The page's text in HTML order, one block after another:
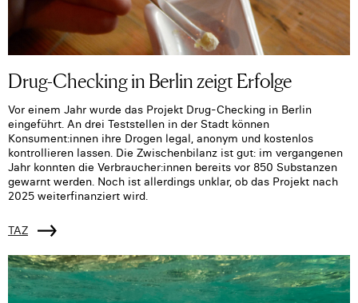
Drug-Checking in Berlin zeigt Erfolge
Vor einem Jahr wurde das Projekt Drug-Checking in Berlin
eingeführt. An drei Teststellen in der Stadt können
Konsument:innen ihre Drogen legal, anonym und kostenlos
kontrollieren lassen. Die Zwischenbilanz ist gut: im vergangenen
Jahr konnten die Verbraucher:innen bereits vor 850 Substanzen
gewarnt werden. Noch ist allerdings unklar, ob das Projekt nach
2025 weiterfinanziert wird.
TAZ